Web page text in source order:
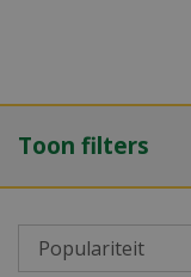
Toon filters